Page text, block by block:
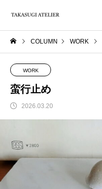
COLUMN WORK
WORK
蛮行止め
2026.03.20